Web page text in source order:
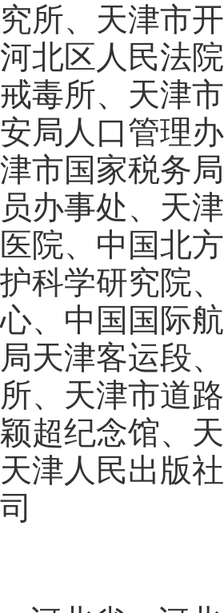
究所、天津市
河北区人民法
戒毒所、天津
安局人口管理
津市国家税务
员办事处、天
医院、中国北
护科学研究院
心、中国国际
局天津客运段
所、天津市道
颖超纪念馆、
天津人民出版
司